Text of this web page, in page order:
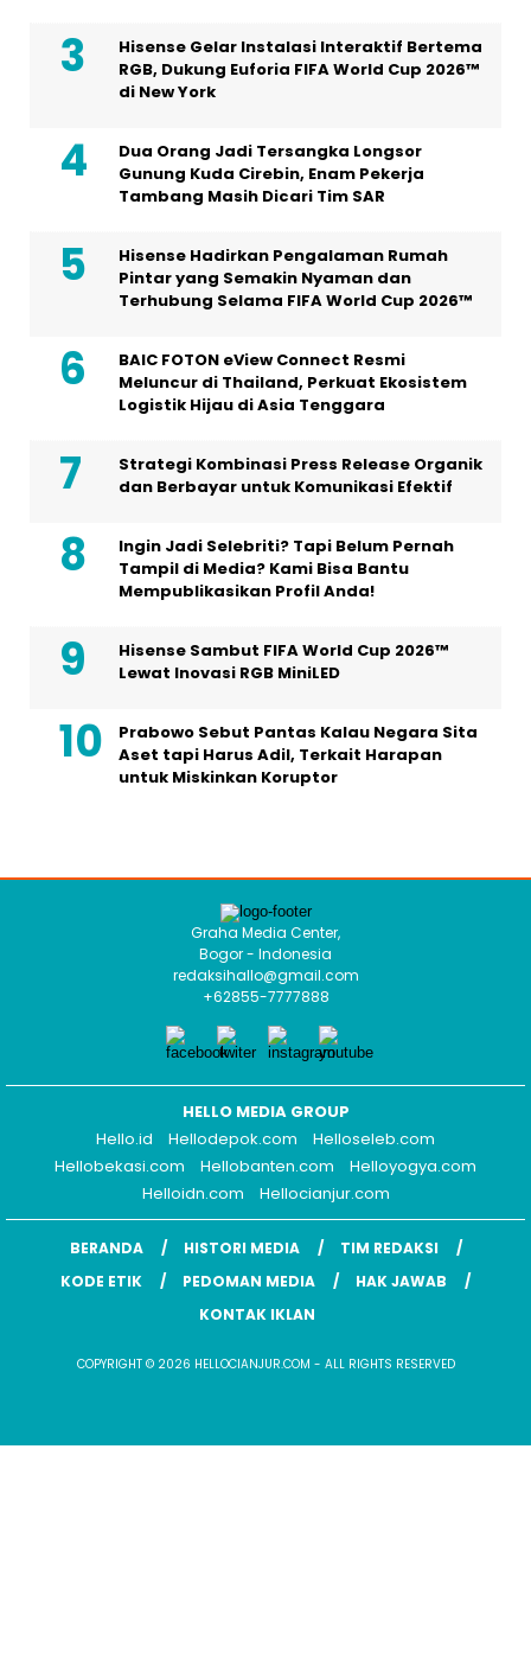
Hisense Gelar Instalasi Interaktif Bertema
RGB, Dukung Euforia FIFA World Cup 2026™
di New York
Dua Orang Jadi Tersangka Longsor
Gunung Kuda Cirebin, Enam Pekerja
Tambang Masih Dicari Tim SAR
Hisense Hadirkan Pengalaman Rumah
Pintar yang Semakin Nyaman dan
Terhubung Selama FIFA World Cup 2026™
BAIC FOTON eView Connect Resmi
Meluncur di Thailand, Perkuat Ekosistem
Logistik Hijau di Asia Tenggara
Strategi Kombinasi Press Release Organik
dan Berbayar untuk Komunikasi Efektif
Ingin Jadi Selebriti? Tapi Belum Pernah
Tampil di Media? Kami Bisa Bantu
Mempublikasikan Profil Anda!
Hisense Sambut FIFA World Cup 2026™
Lewat Inovasi RGB MiniLED
Prabowo Sebut Pantas Kalau Negara Sita
Aset tapi Harus Adil, Terkait Harapan
untuk Miskinkan Koruptor
Graha Media Center,
Bogor - Indonesia
redaksihallo@gmail.com
+62855-7777888
HELLO MEDIA GROUP
Hello.id
Hellodepok.com
Helloseleb.com
Hellobekasi.com
Hellobanten.com
Helloyogya.com
Helloidn.com
Hellocianjur.com
BERANDA HISTORI MEDIA
TIM REDAKSI
KODE ETIK
PEDOMAN MEDIA
HAK JAWAB
KONTAK IKLAN
COPYRIGHT © 2026 HELLOCIANJUR.COM - ALL RIGHTS RESERVED